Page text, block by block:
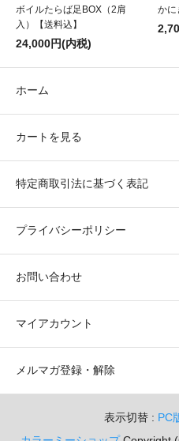
ボイルたらば足BOX（2肩
入）【送料込】
24,000円(内税)
かに
ホーム
カートを見る
特定商取引法に基づく表記
プライバシーポリシー
お問い合わせ
マイアカウント
メルマガ登録・解除
表示切替 : PC